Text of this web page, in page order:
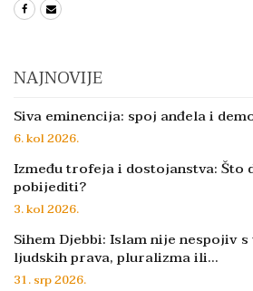
NAJNOVIJE
Siva eminencija: spoj anđela i
6. kol 2026.
Između trofeja i dostojanstva: Što
pobijediti?
3. kol 2026.
Sihem Djebbi: Islam nije nespojiv
ljudskih prava, pluralizma ili…
31. srp 2026.